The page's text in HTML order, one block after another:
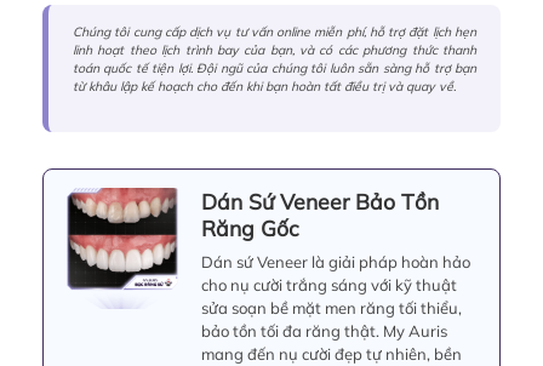
Chúng tôi cung cấp dịch vụ tư vấn online miễn phí, hỗ trợ đặt lịch hẹn
linh hoạt theo lịch trình bay của bạn, và có các phương thức thanh
toán quốc tế tiện lợi. Đội ngũ của chúng tôi luôn sẵn sàng hỗ trợ bạn
từ khâu lập kế hoạch cho đến khi bạn hoàn tất điều trị và quay về.
Dán Sứ Veneer Bảo Tồn
Răng Gốc
Dán sứ Veneer là giải pháp hoàn hảo
cho nụ cười trắng sáng với kỹ thuật
sửa soạn bề mặt men răng tối thiểu,
bảo tồn tối đa răng thật. My Auris
mang đến nụ cười đẹp tự nhiên, bền